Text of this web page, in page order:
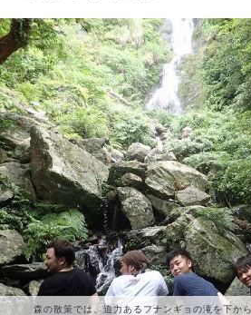
森の散策では、迫力あるフナンギョの滝を下か